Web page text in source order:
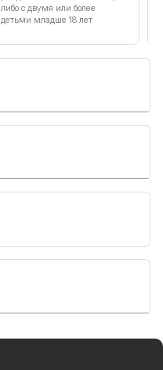
либо с двумя или более
детьми младше 18 лет